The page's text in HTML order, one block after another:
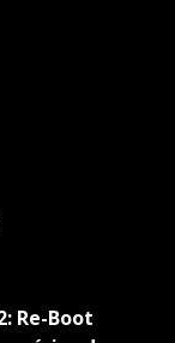
Re-Boot